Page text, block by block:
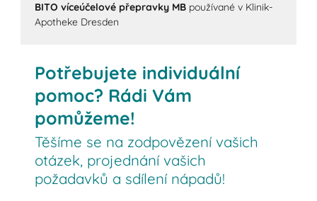
BITO víceúčelové přepravky MB používané v Klinik-
Apotheke Dresden
Potřebujete individuální
pomoc? Rádi Vám
pomůžeme!
Těšíme se na zodpovězení vašich
otázek, projednání vašich
požadavků a sdílení nápadů!